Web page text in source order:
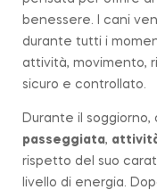
benessere. I cani
durante tutti i
attività, movimento,
sicuro e controllato.
Durante il
passeggiata,
rispetto del suo
livello di energia.